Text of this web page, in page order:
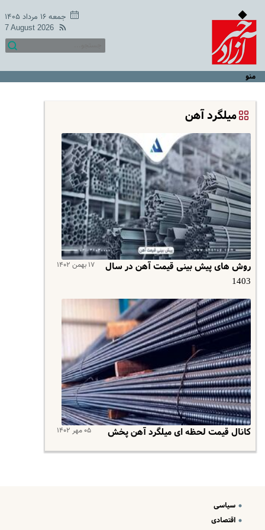
جمعه ۱۶ مرداد ۱۴۰۵
7 August 2026
منو
میلگرد آهن
۱۷ بهمن ۱۴۰۲
روش‌ های پیش بینی قیمت آهن در سال
1403
۰۵ مهر ۱۴۰۲ کانال قیمت لحظه ای میلگرد آهن پخش
سیاسی
اقتصادی